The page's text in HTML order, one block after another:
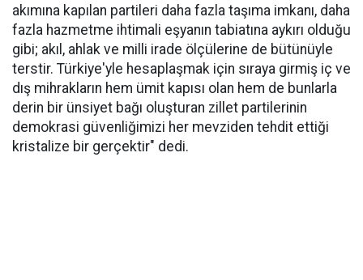
akımına kapılan partileri daha fazla taşıma imkanı, daha
fazla hazmetme ihtimali eşyanın tabiatına aykırı olduğu
gibi; akıl, ahlak ve milli irade ölçülerine de bütünüyle
terstir. Türkiye'yle hesaplaşmak için sıraya girmiş iç ve
dış mihrakların hem ümit kapısı olan hem de bunlarla
derin bir ünsiyet bağı oluşturan zillet partilerinin
demokrasi güvenliğimizi her mevziden tehdit ettiği
kristalize bir gerçektir" dedi.